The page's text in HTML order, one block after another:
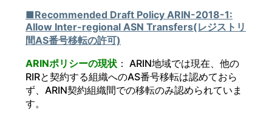
■Recommended Draft Policy ARIN-2018-1:
Allow Inter-regional ASN Transfers(レジストリ
間AS番号移転の許可)
ARINポリシーの現状 ： ARIN地域では現在、他の
RIRと契約する組織へのAS番号移転は認めておら
ず、ARIN契約組織間での移転のみ認められていま
す。